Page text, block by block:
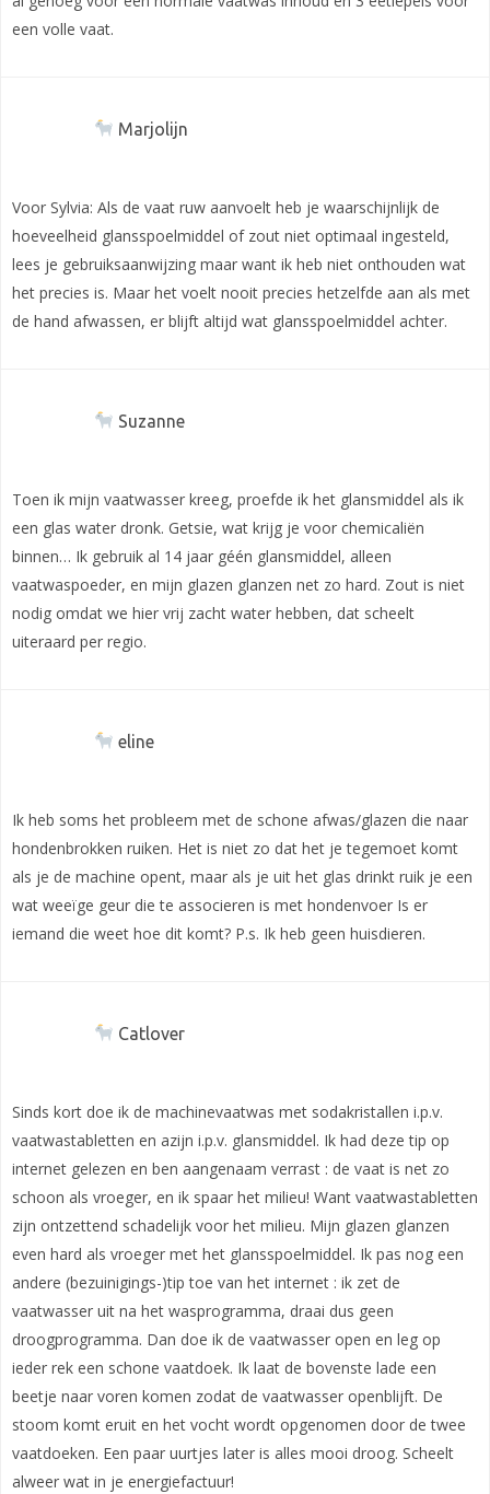
een volle vaat.
Marjolijn
Voor Sylvia: Als de vaat ruw aanvoelt heb je waarschijnlijk de
hoeveelheid glansspoelmiddel of zout niet optimaal ingesteld,
lees je gebruiksaanwijzing maar want ik heb niet onthouden wat
het precies is. Maar het voelt nooit precies hetzelfde aan als met
de hand afwassen, er blijft altijd wat glansspoelmiddel achter.
Suzanne
Toen ik mijn vaatwasser kreeg, proefde ik het glansmiddel als ik
een glas water dronk. Getsie, wat krijg je voor chemicaliën
binnen… Ik gebruik al 14 jaar géén glansmiddel, alleen
vaatwaspoeder, en mijn glazen glanzen net zo hard. Zout is niet
nodig omdat we hier vrij zacht water hebben, dat scheelt
uiteraard per regio.
eline
Ik heb soms het probleem met de schone afwas/glazen die naar
hondenbrokken ruiken. Het is niet zo dat het je tegemoet komt
als je de machine opent, maar als je uit het glas drinkt ruik je een
wat weeïge geur die te associeren is met hondenvoer Is er
iemand die weet hoe dit komt? P.s. Ik heb geen huisdieren.
Catlover
Sinds kort doe ik de machinevaatwas met sodakristallen i.p.v.
vaatwastabletten en azijn i.p.v. glansmiddel. Ik had deze tip op
internet gelezen en ben aangenaam verrast : de vaat is net zo
schoon als vroeger, en ik spaar het milieu! Want vaatwastabletten
zijn ontzettend schadelijk voor het milieu. Mijn glazen glanzen
even hard als vroeger met het glansspoelmiddel. Ik pas nog een
andere (bezuinigings-)tip toe van het internet : ik zet de
vaatwasser uit na het wasprogramma, draai dus geen
droogprogramma. Dan doe ik de vaatwasser open en leg op
ieder rek een schone vaatdoek. Ik laat de bovenste lade een
beetje naar voren komen zodat de vaatwasser openblijft. De
stoom komt eruit en het vocht wordt opgenomen door de twee
vaatdoeken. Een paar uurtjes later is alles mooi droog. Scheelt
alweer wat in je energiefactuur!